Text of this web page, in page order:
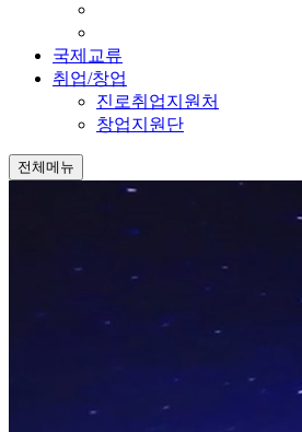
국제교류
취업/창업
진로취업지원처
창업지원단
전체메뉴